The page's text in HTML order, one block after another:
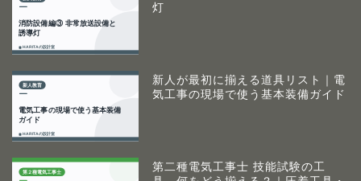
灯
新人が最初に揃える道具リスト｜電
気工事の現場で使う基本装備ガイド
第二種電気工事士 技能試験の工